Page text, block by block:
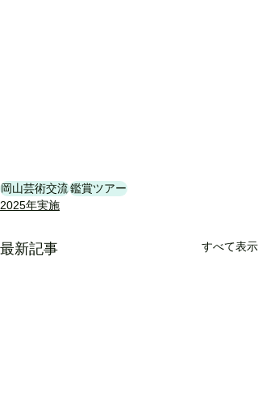
岡山芸術交流鑑賞ツアー
2025年実施
最新記事 すべて表示